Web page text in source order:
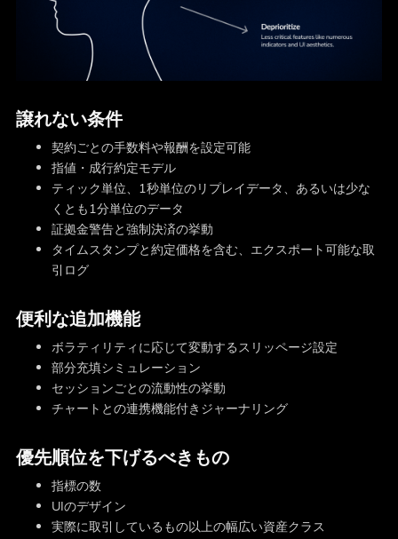
譲れない条件
契約ごとの手数料や報酬を設定可能
指値・成行約定モデル
ティック単位、1秒単位のリプレイデータ、あるいは少な
くとも1分単位のデータ
証拠金警告と強制決済の挙動
タイムスタンプと約定価格を含む、エクスポート可能な取
引ログ
便利な追加機能
ボラティリティに応じて変動するスリッページ設定
部分充填シミュレーション
セッションごとの流動性の挙動
チャートとの連携機能付きジャーナリング
優先順位を下げるべきもの
指標の数
UIのデザイン
実際に取引しているもの以上の幅広い資産クラス